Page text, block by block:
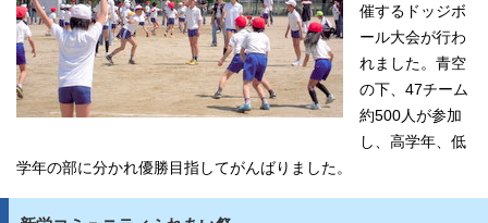
催するドッジボ
ール大会が行わ
れました。青空
の下、47チーム
約500人が参加
し、高学年、低
学年の部に分かれ優勝目指してがんばりました。